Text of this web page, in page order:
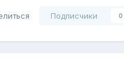
Подписчики 0